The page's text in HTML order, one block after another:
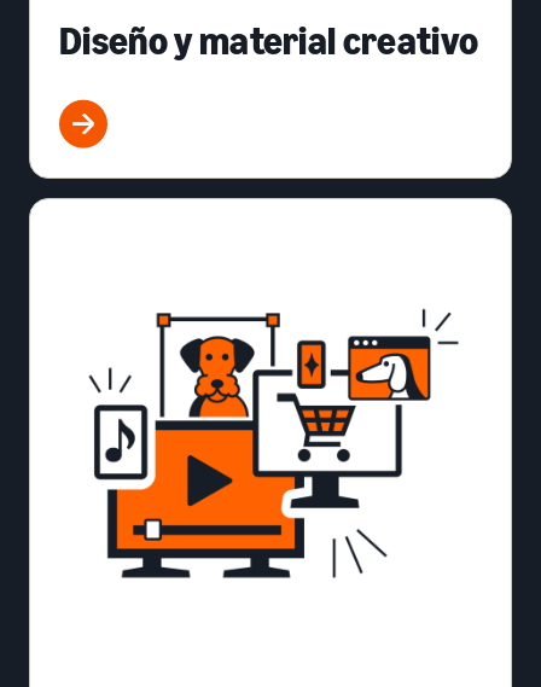
Diseño y material creativo